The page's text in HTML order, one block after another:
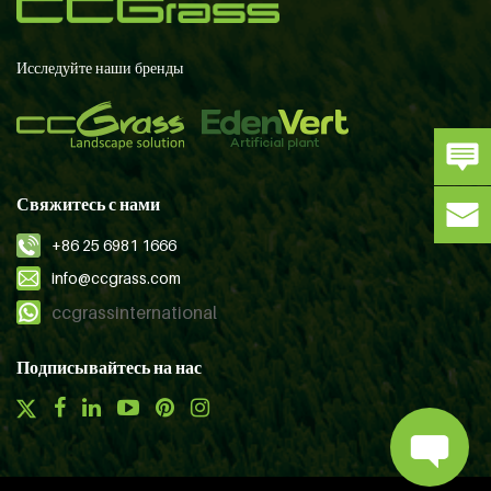
Исследуйте наши бренды
Свяжитесь с нами
+86 25 6981 1666
info@ccgrass.com
ccgrassinternational
Подписывайтесь на нас